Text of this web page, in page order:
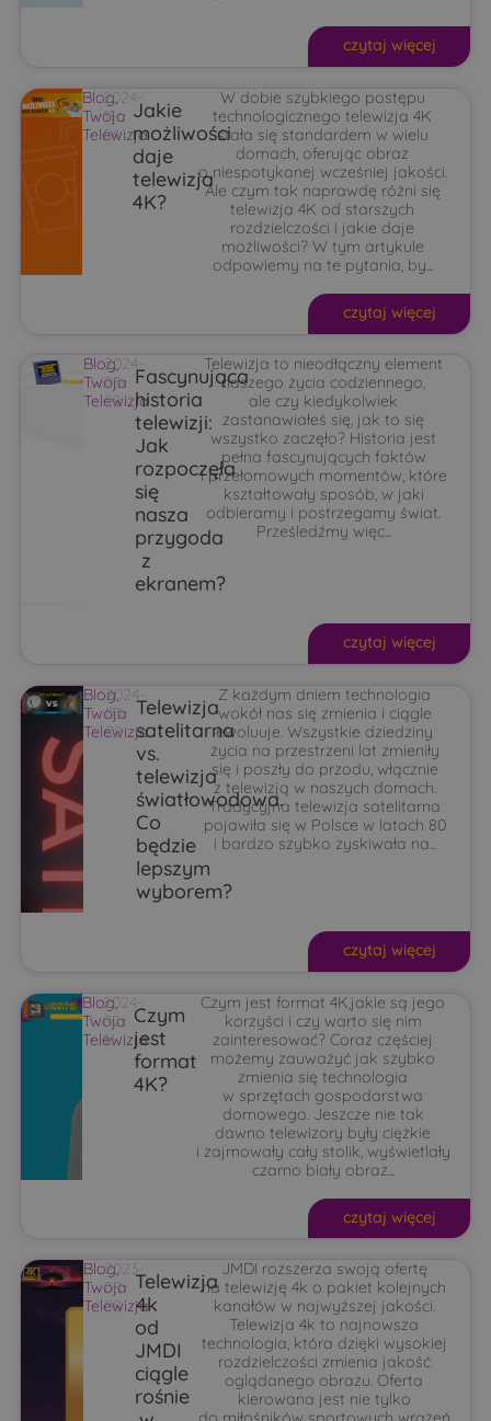
czytaj więcej
Blog,
Twoja
Telewizja
2024-
11-
04
Jakie
możliwości
daje
telewizja
4K?
W dobie szybkiego postępu
technologicznego telewizja 4K
stała się standardem w wielu
domach, oferując obraz
o niespotykanej wcześniej jakości.
Ale czym tak naprawdę różni się
telewizja 4K od starszych
rozdzielczości i jakie daje
możliwości? W tym artykule
odpowiemy na te pytania, by...
czytaj więcej
Blog,
Twoja
Telewizja
2024-
03-
28
Fascynująca
historia
telewizji:
Jak
rozpoczęła
się
nasza
przygoda
z
ekranem?
Telewizja to nieodłączny element
naszego życia codziennego,
ale czy kiedykolwiek
zastanawiałeś się, jak to się
wszystko zaczęło? Historia jest
pełna fascynujących faktów
i przełomowych momentów, które
kształtowały sposób, w jaki
odbieramy i postrzegamy świat.
Prześledźmy więc...
czytaj więcej
Blog,
Twoja
Telewizja
2024-
03-
08
Telewizja
satelitarna
vs.
telewizja
światłowodowa.
Co
będzie
lepszym
wyborem?
Z każdym dniem technologia
wokół nas się zmienia i ciągle
ewoluuje. Wszystkie dziedziny
życia na przestrzeni lat zmieniły
się i poszły do przodu, włącznie
z telewizją w naszych domach.
Tradycyjna telewizja satelitarna
pojawiła się w Polsce w latach 80
i bardzo szybko zyskiwała na...
czytaj więcej
Blog,
Twoja
Telewizja
2024-
02-
16
Czym
jest
format
4K?
Czym jest format 4K,jakie są jego
korzyści i czy warto się nim
zainteresować? Coraz częściej
możemy zauważyć jak szybko
zmienia się technologia
w sprzętach gospodarstwa
domowego. Jeszcze nie tak
dawno telewizory były ciężkie
i zajmowały cały stolik, wyświetlały
czarno biały obraz...
czytaj więcej
Blog,
Twoja
Telewizja
2023-
08-
08
Telewizja
4k
od
JMDI
ciągle
rośnie
JMDI rozszerza swoją ofertę
na telewizję 4k o pakiet kolejnych
kanałów w najwyższej jakości.
Telewizja 4k to najnowsza
technologia, która dzięki wysokiej
rozdzielczości zmienia jakość
oglądanego obrazu. Oferta
kierowana jest nie tylko